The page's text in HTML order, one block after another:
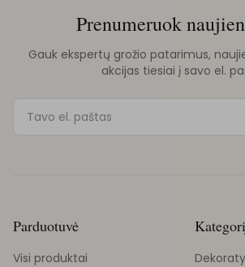
Prenumeruok
Gauk ekspertų grožio patarimus,
akcijas tiesiai į savo el.
Parduotuvė
Visi produktai